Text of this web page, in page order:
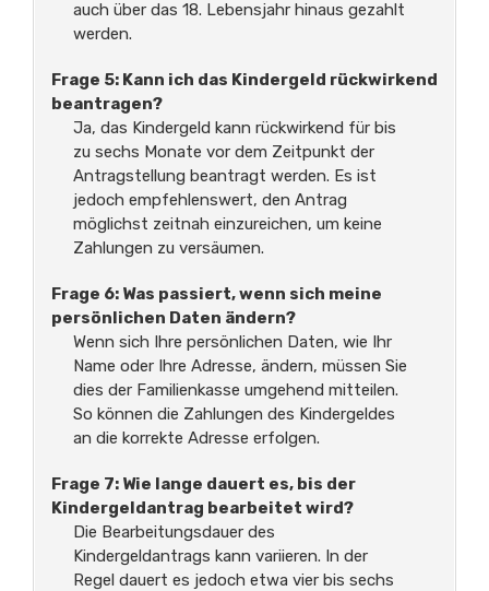
auch über das 18. Lebensjahr hinaus gezahlt
werden.
Frage 5: Kann ich das Kindergeld rückwirkend
beantragen?
Ja, das Kindergeld kann rückwirkend für bis
zu sechs Monate vor dem Zeitpunkt der
Antragstellung beantragt werden. Es ist
jedoch empfehlenswert, den Antrag
möglichst zeitnah einzureichen, um keine
Zahlungen zu versäumen.
Frage 6: Was passiert, wenn sich meine
persönlichen Daten ändern?
Wenn sich Ihre persönlichen Daten, wie Ihr
Name oder Ihre Adresse, ändern, müssen Sie
dies der Familienkasse umgehend mitteilen.
So können die Zahlungen des Kindergeldes
an die korrekte Adresse erfolgen.
Frage 7: Wie lange dauert es, bis der
Kindergeldantrag bearbeitet wird?
Die Bearbeitungsdauer des
Kindergeldantrags kann variieren. In der
Regel dauert es jedoch etwa vier bis sechs